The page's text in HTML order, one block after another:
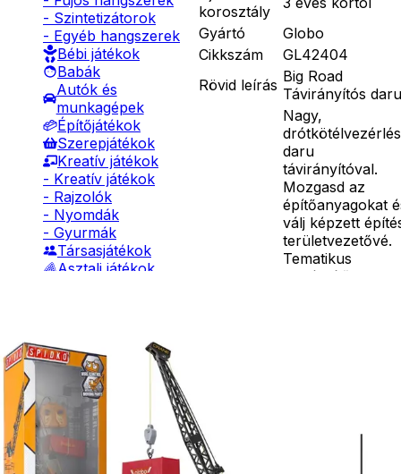
- Szintetizátorok
- Egyéb hangszerek
Bébi játékok
Babák
Autók és
munkagépek
Építőjátékok
Szerepjátékok
Kreatív játékok
- Kreatív játékok
- Rajzolók
- Nyomdák
- Gyurmák
Társasjátékok
Asztali játékok
- Hinta, csúszda
- Ütők, dobálók
- Strandcikkek
- Egyéb nyári játékok
Lábbal hajtós
járművek
Téli játékok
korosztály
Gyártó
Globo
Cikkszám
GL42404
Rövid leírás Big Road
Távirányítós daru
Nagy,
daru
távirányítóval.
Mozgasd az
építőanyagokat
válj képzett
területvezetővé.
Tematikus
kiegészítők
építőanyagot is